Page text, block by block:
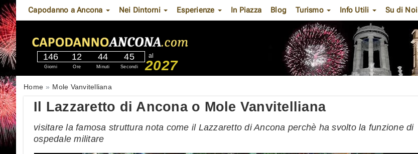
Capodanno a Ancona Nei Dintorni Esperienze In Piazza Blog Turismo Info Utili Su di Noi
146
Giorni
12
Ore
44
Minuti
44
Secondi
al
2027
Home Mole Vanvitelliana
Il Lazzaretto di Ancona o Mole Vanvitelliana
visitare la famosa struttura nota come il Lazzaretto di Ancona perchè ha svolto la funzione di
ospedale militare